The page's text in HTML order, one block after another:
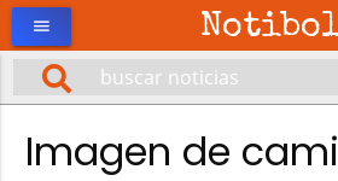
menu
Imagen de